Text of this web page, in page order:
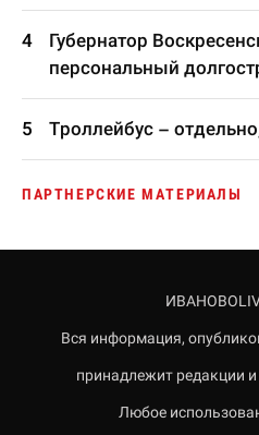
Губернатор
персональный
Троллейбус –
ПАРТНЕРСКИЕ МАТЕРИАЛЫ
Вся информация,
принадлежит редакции
Любое